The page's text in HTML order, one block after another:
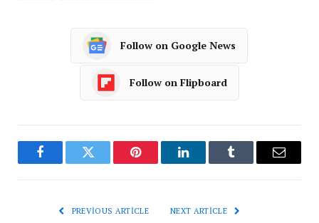
Follow on Google News
Follow on Flipboard
FacebookTwitter Pinterest LinkedInTumblr Email
PREVIOUS ARTICLE NEXT ARTICLE